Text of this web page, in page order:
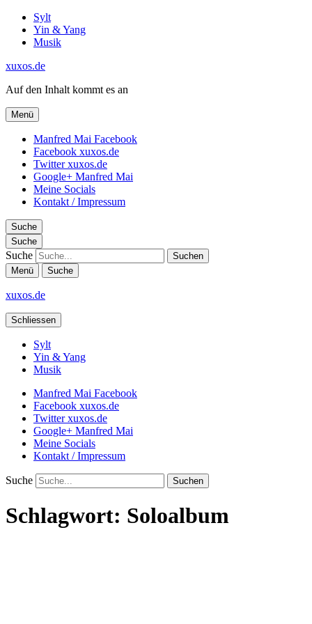
Sylt
Yin & Yang
Musik
xuxos.de
Auf den Inhalt kommt es an
Menü
Manfred Mai Facebook
Facebook xuxos.de
Twitter xuxos.de
Google+ Manfred Mai
Meine Socials
Kontakt / Impressum
Suche
Suche
Suche
Menü Suche
xuxos.de
Schliessen
Sylt
Yin & Yang
Musik
Manfred Mai Facebook
Facebook xuxos.de
Twitter xuxos.de
Google+ Manfred Mai
Meine Socials
Kontakt / Impressum
Suche
Schlagwort: Soloalbum